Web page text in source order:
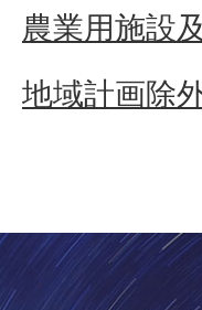
農業用施設
地域計画除